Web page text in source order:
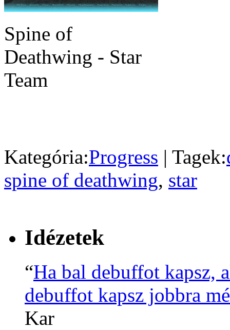
Spine of
Deathwing - Star
Team
Kategória:Progress | Tagek:
spine of deathwing, star
Idézetek
“Ha bal debuffot kapsz,
debuffot kapsz jobbra
Kar